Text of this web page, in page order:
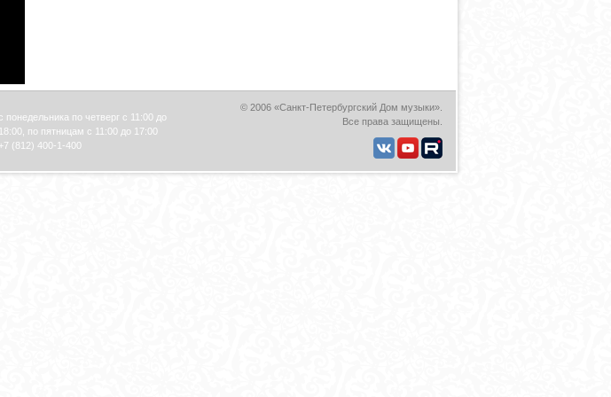
с понедельника по четверг с 11:00 до
18:00, по пятницам с 11:00 до 17:00
+7 (812) 400-1-400
© 2006 «Санкт-Петербургский Дом музыки».
Все права защищены.